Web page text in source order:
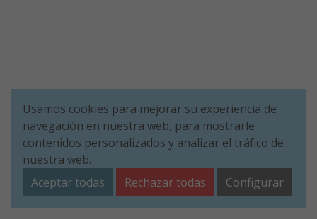
Usamos cookies para mejorar su experiencia de
navegación en nuestra web, para mostrarle
contenidos personalizados y analizar el tráfico de
nuestra web.
Aceptar todas
Rechazar todas Configurar